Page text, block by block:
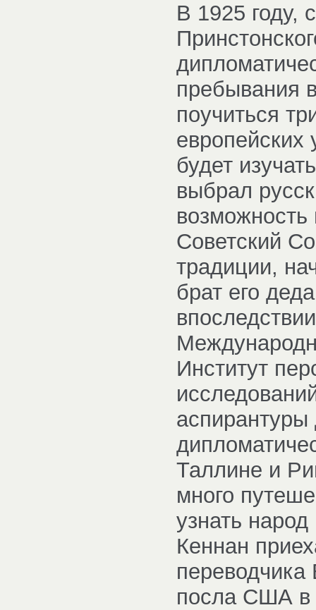
В 1925 году,
пребывания
поучиться
европейских
будет
выбрал
возможность
Советский
традиции,
брат его
Институт
Таллине и
много
узнать
Кеннан
переводчика
посла США в